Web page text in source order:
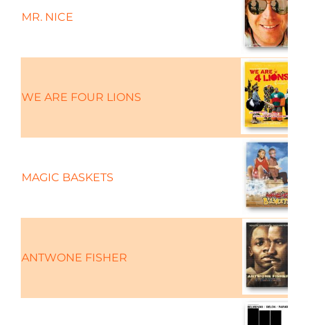
MR. NICE
WE ARE FOUR LIONS
MAGIC BASKETS
ANTWONE FISHER